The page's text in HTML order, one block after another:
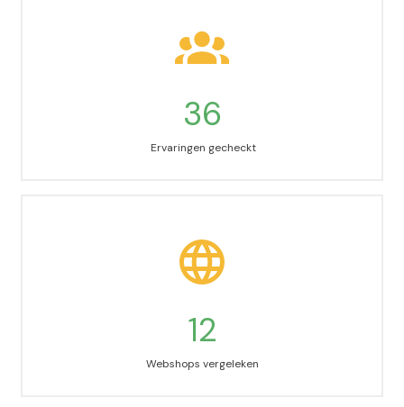
36
Ervaringen gecheckt
12
Webshops vergeleken